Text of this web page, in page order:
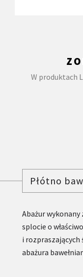
W produktach
Płótno
Abażur
splocie o
i rozpraszających
abażura